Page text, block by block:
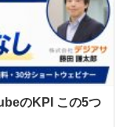
のKPI この5つ